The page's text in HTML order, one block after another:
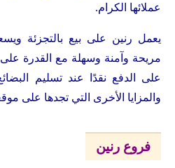
عملائها الكرام.
يعمل رنين على بيع بالتجزئة
مريحة وآمنة وسهلة مع القدرة على
على الدفع نقدًا عند تسليم
والمزايا الأخرى التي تجدها على
فروع رنين